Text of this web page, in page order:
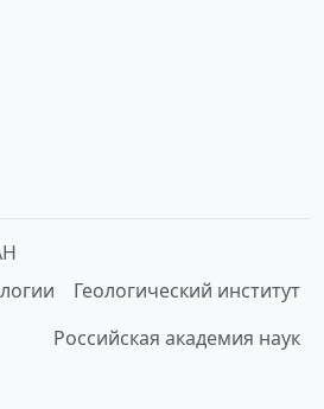
Геологический институт
Российская академия наук